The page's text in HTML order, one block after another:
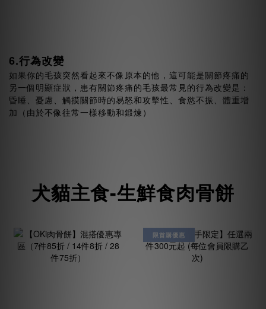
6.行為改變
如果你的毛孩突然看起來不像原本的他，這可能是關節疼痛的
另一個明顯症狀，患有關節疼痛的毛孩最常見的行為改變是：
昏睡、憂慮、觸摸關節時的易怒和攻擊性、食慾不振、體重增
加（由於不像往常一樣移動和鍛煉）
犬貓主食-生鮮食肉骨餅
限首購優惠